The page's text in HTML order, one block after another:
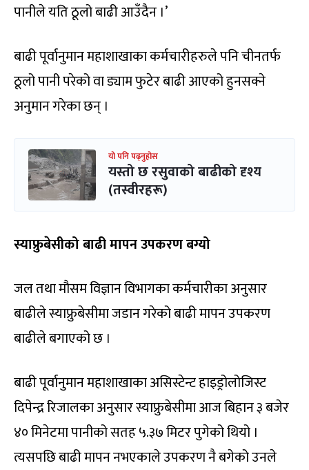
पानीले यति ठूलो बाढी आउँदैन ।’
बाढी पूर्वानुमान महाशाखाका कर्मचारीहरुले पनि चीनतर्फ
ठूलो पानी परेको वा ड्याम फुटेर बाढी आएको हुनसक्ने
अनुमान गरेका छन् ।
यो पनि पढ्नुहोस
यस्तो छ रसुवाको बाढीको दृश्य
(तस्वीरहरू)
स्याफ्रुबेसीको बाढी मापन उपकरण बग्यो
जल तथा मौसम विज्ञान विभागका कर्मचारीका अनुसार
बाढीले स्याफ्रुबेसीमा जडान गरेको बाढी मापन उपकरण
बाढीले बगाएको छ ।
बाढी पूर्वानुमान महाशाखाका असिस्टेन्ट हाइड्रोलोजिस्ट
दिपेन्द्र रिजालका अनुसार स्याफ्रुबेसीमा आज बिहान ३ बजेर
४० मिनेटमा पानीको सतह ५.३७ मिटर पुगेको थियो ।
त्यसपछि बाढी मापन नभएकाले उपकरण नै बगेको उनले